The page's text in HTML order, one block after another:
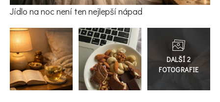
Jídlo na noc není ten nejlepší nápad
do
galerie